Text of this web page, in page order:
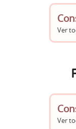
Ver
Ver